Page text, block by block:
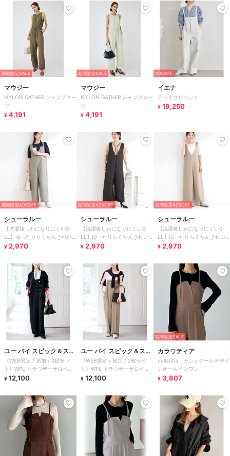
期間限定SALE
マウジー
NYLON GATHER ジャンプスー
ツ
¥ 4,191
期間限定SALE
マウジー
NYLON GATHER ジャンプスー
ツ
¥ 4,191
30%OFF
イエナ
デッキサロペット
¥ 19,250
期間限定40%OFF
シューラルー
【洗濯後しわになりにくいS-
LL】ゆったりらくちんきれい
見え シンプルだから使いやす
¥ 2,970
期間限定40%OFF
シューラルー
【洗濯後しわになりにくいS-
LL】ゆったりらくちんきれい
見え シンプルだから使いやす
¥ 2,970
期間限定40%OFF
シューラルー
【洗濯後しわになりにくいS-
LL】ゆったりらくちんきれい
見え シンプルだから使いやす
¥ 2,970
ユー バイ スピック＆スパ
ン
《WEB限定 / 追加 / 2枚セッ
ト》WPL トラウザーサロペッ
ト
¥ 12,100
ユー バイ スピック＆スパ
ン
《WEB限定 / 追加 / 2枚セッ
ト》WPL トラウザーサロペッ
ト
¥ 12,100
期間限定SALE
カラウティア
callautia カシュクールデザイ
ンオールインワン
¥ 3,807